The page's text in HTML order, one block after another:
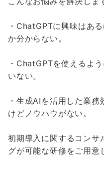
・ChatGPTに興味はあ
か分からない。
・ChatGPTを使えるよ
いない。
・生成AIを活用した業
けどノウハウがない。
初期導入に関するコンサ
グが可能な研修をご用意